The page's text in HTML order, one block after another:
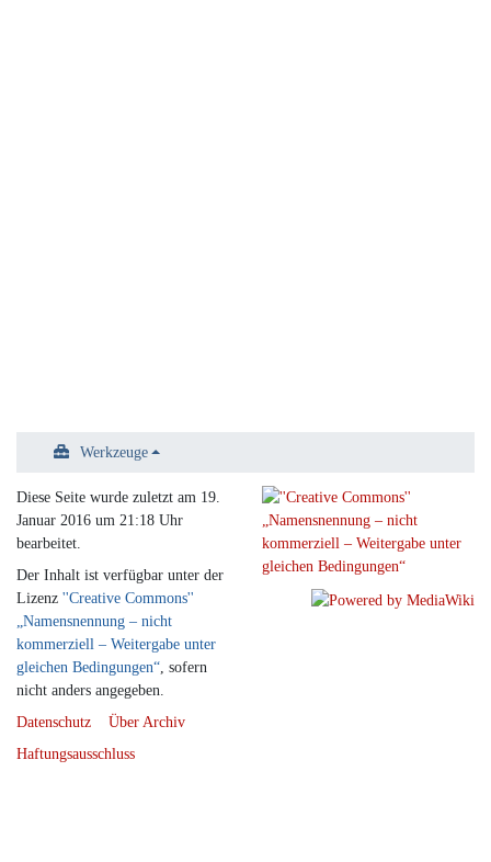
Werkzeuge
Diese Seite wurde zuletzt am 19.
Januar 2016 um 21:18 Uhr
bearbeitet.
Der Inhalt ist verfügbar unter der
Lizenz ''Creative Commons''
„Namensnennung – nicht
kommerziell – Weitergabe unter
gleichen Bedingungen“, sofern
nicht anders angegeben.
Datenschutz
Über Archiv
Haftungsausschluss